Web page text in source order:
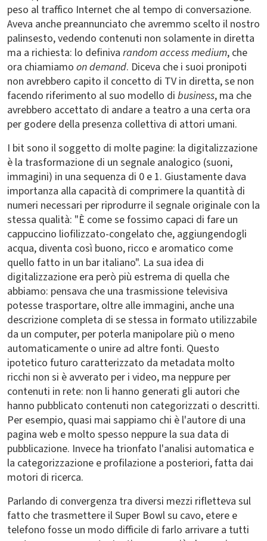
peso al traffico Internet che al tempo di conversazione.
Aveva anche preannunciato che avremmo scelto il nostro
palinsesto, vedendo contenuti non solamente in diretta
ma a richiesta: lo definiva random access medium, che
ora chiamiamo on demand. Diceva che i suoi pronipoti
non avrebbero capito il concetto di TV in diretta, se non
facendo riferimento al suo modello di business, ma che
avrebbero accettato di andare a teatro a una certa ora
per godere della presenza collettiva di attori umani.
I bit sono il soggetto di molte pagine: la digitalizzazione
è la trasformazione di un segnale analogico (suoni,
immagini) in una sequenza di 0 e 1. Giustamente dava
importanza alla capacità di comprimere la quantità di
numeri necessari per riprodurre il segnale originale con la
stessa qualità: "È come se fossimo capaci di fare un
cappuccino liofilizzato-congelato che, aggiungendogli
acqua, diventa così buono, ricco e aromatico come
quello fatto in un bar italiano". La sua idea di
digitalizzazione era però più estrema di quella che
abbiamo: pensava che una trasmissione televisiva
potesse trasportare, oltre alle immagini, anche una
descrizione completa di se stessa in formato utilizzabile
da un computer, per poterla manipolare più o meno
automaticamente o unire ad altre fonti. Questo
ipotetico futuro caratterizzato da metadata molto
ricchi non si è avverato per i video, ma neppure per
contenuti in rete: non li hanno generati gli autori che
hanno pubblicato contenuti non categorizzati o descritti.
Per esempio, quasi mai sappiamo chi è l'autore di una
pagina web e molto spesso neppure la sua data di
pubblicazione. Invece ha trionfato l'analisi automatica e
la categorizzazione e profilazione a posteriori, fatta dai
motori di ricerca.
Parlando di convergenza tra diversi mezzi rifletteva sul
fatto che trasmettere il Super Bowl su cavo, etere e
telefono fosse un modo difficile di farlo arrivare a tutti